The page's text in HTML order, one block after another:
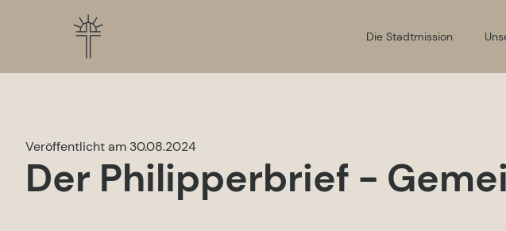
Die Stadtmission
Veröffentlicht am 30.08.2024
Der Philipperbrief -